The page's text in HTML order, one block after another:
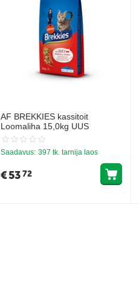
AF BREKKIES kassitoit
Loomaliha 15,0kg UUS
Saadavus: 397 tk. tarnija laos
€5372